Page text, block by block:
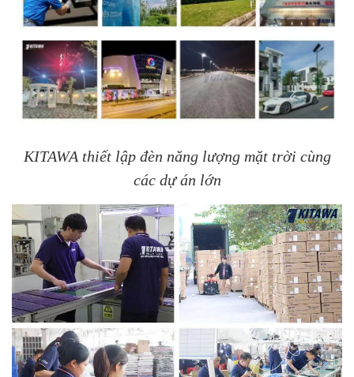
KITAWA thiết lập đèn năng lượng mặt trời cùng
các dự án lớn